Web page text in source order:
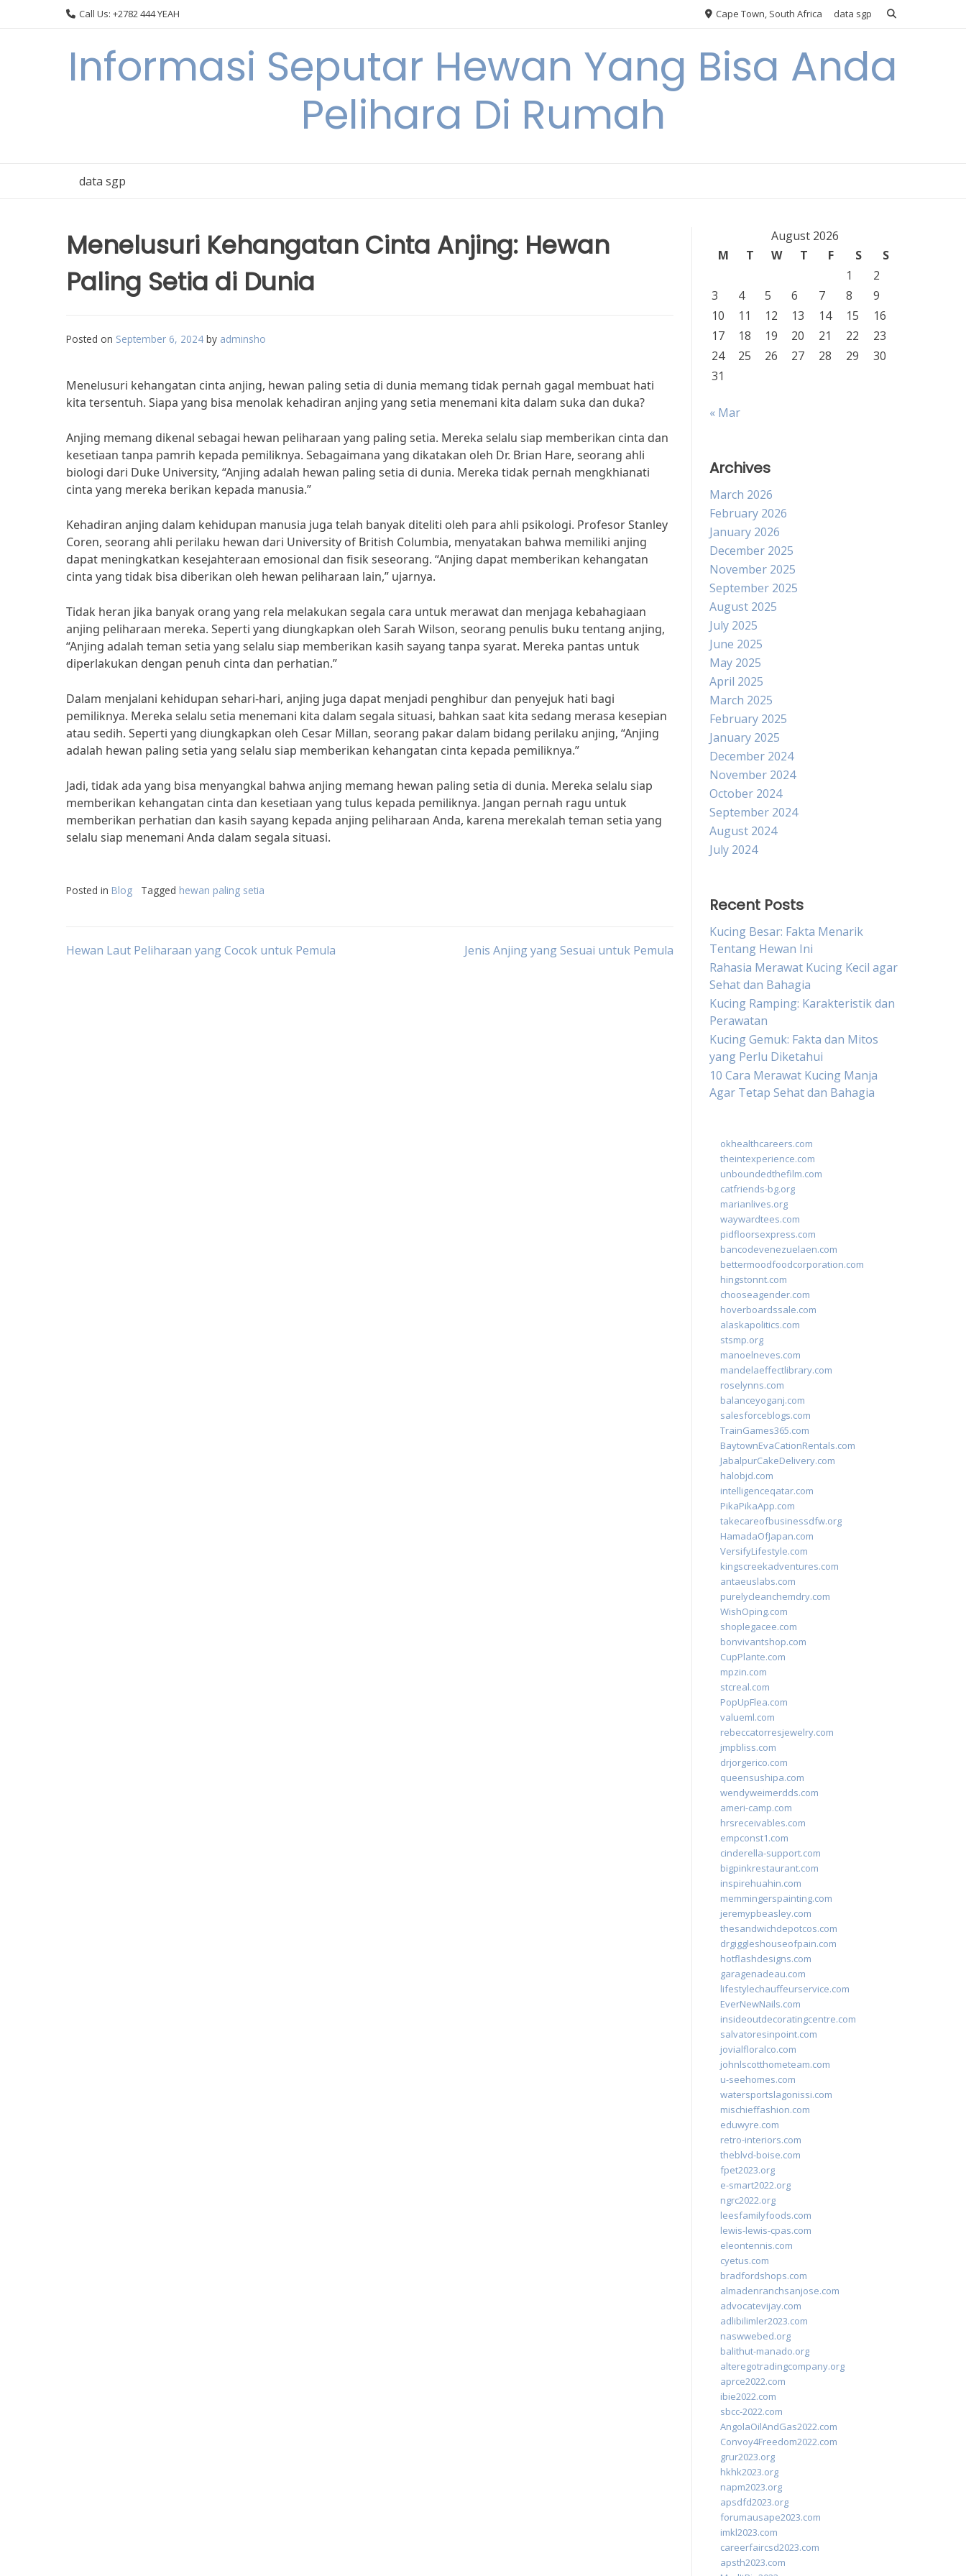
Call Us: +2782 444 YEAH Cape Town, South Africa data sgp
Informasi Seputar Hewan Yang Bisa Anda
Pelihara Di Rumah
data sgp
Menelusuri Kehangatan Cinta Anjing: Hewan
Paling Setia di Dunia
Posted on September 6, 2024 by adminsho
Menelusuri kehangatan cinta anjing, hewan paling setia di dunia memang tidak pernah gagal membuat hati
kita tersentuh. Siapa yang bisa menolak kehadiran anjing yang setia menemani kita dalam suka dan duka?
Anjing memang dikenal sebagai hewan peliharaan yang paling setia. Mereka selalu siap memberikan cinta dan
kesetiaan tanpa pamrih kepada pemiliknya. Sebagaimana yang dikatakan oleh Dr. Brian Hare, seorang ahli
biologi dari Duke University, “Anjing adalah hewan paling setia di dunia. Mereka tidak pernah mengkhianati
cinta yang mereka berikan kepada manusia.”
Kehadiran anjing dalam kehidupan manusia juga telah banyak diteliti oleh para ahli psikologi. Profesor Stanley
Coren, seorang ahli perilaku hewan dari University of British Columbia, menyatakan bahwa memiliki anjing
dapat meningkatkan kesejahteraan emosional dan fisik seseorang. “Anjing dapat memberikan kehangatan
cinta yang tidak bisa diberikan oleh hewan peliharaan lain,” ujarnya.
Tidak heran jika banyak orang yang rela melakukan segala cara untuk merawat dan menjaga kebahagiaan
anjing peliharaan mereka. Seperti yang diungkapkan oleh Sarah Wilson, seorang penulis buku tentang anjing,
“Anjing adalah teman setia yang selalu siap memberikan kasih sayang tanpa syarat. Mereka pantas untuk
diperlakukan dengan penuh cinta dan perhatian.”
Dalam menjalani kehidupan sehari-hari, anjing juga dapat menjadi penghibur dan penyejuk hati bagi
pemiliknya. Mereka selalu setia menemani kita dalam segala situasi, bahkan saat kita sedang merasa kesepian
atau sedih. Seperti yang diungkapkan oleh Cesar Millan, seorang pakar dalam bidang perilaku anjing, “Anjing
adalah hewan paling setia yang selalu siap memberikan kehangatan cinta kepada pemiliknya.”
Jadi, tidak ada yang bisa menyangkal bahwa anjing memang hewan paling setia di dunia. Mereka selalu siap
memberikan kehangatan cinta dan kesetiaan yang tulus kepada pemiliknya. Jangan pernah ragu untuk
memberikan perhatian dan kasih sayang kepada anjing peliharaan Anda, karena merekalah teman setia yang
selalu siap menemani Anda dalam segala situasi.
Posted in Blog Tagged hewan paling setia
Post
Hewan Laut Peliharaan yang Cocok untuk Pemula Jenis Anjing yang Sesuai untuk Pemula
August 2026
M
T W T F S
S
1
2
3
4 5 6 7 8
9
10
11 12 13 14 15
16
17
18 19 20 21 22
23
24
25 26 27 28 29
30
31
« Mar
Archives
March 2026
February 2026
January 2026
December 2025
November 2025
September 2025
August 2025
July 2025
June 2025
May 2025
April 2025
March 2025
February 2025
January 2025
December 2024
November 2024
October 2024
September 2024
August 2024
July 2024
Recent Posts
Kucing Besar: Fakta Menarik
Tentang Hewan Ini
Rahasia Merawat Kucing Kecil agar
Sehat dan Bahagia
Kucing Ramping: Karakteristik dan
Perawatan
Kucing Gemuk: Fakta dan Mitos
yang Perlu Diketahui
10 Cara Merawat Kucing Manja
Agar Tetap Sehat dan Bahagia
okhealthcareers.com
theintexperience.com
unboundedthefilm.com
catfriends-bg.org
marianlives.org
waywardtees.com
pidfloorsexpress.com
bancodevenezuelaen.com
bettermoodfoodcorporation.com
hingstonnt.com
chooseagender.com
hoverboardssale.com
alaskapolitics.com
stsmp.org
manoelneves.com
mandelaeffectlibrary.com
roselynns.com
balanceyoganj.com
salesforceblogs.com
TrainGames365.com
BaytownEvaCationRentals.com
JabalpurCakeDelivery.com
halobjd.com
intelligenceqatar.com
PikaPikaApp.com
takecareofbusinessdfw.org
HamadaOfJapan.com
VersifyLifestyle.com
kingscreekadventures.com
antaeuslabs.com
purelycleanchemdry.com
WishOping.com
shoplegacee.com
bonvivantshop.com
CupPlante.com
mpzin.com
stcreal.com
PopUpFlea.com
valueml.com
rebeccatorresjewelry.com
jmpbliss.com
drjorgerico.com
queensushipa.com
wendyweimerdds.com
ameri-camp.com
hrsreceivables.com
empconst1.com
cinderella-support.com
bigpinkrestaurant.com
inspirehuahin.com
memmingerspainting.com
jeremypbeasley.com
thesandwichdepotcos.com
drgiggleshouseofpain.com
hotflashdesigns.com
garagenadeau.com
lifestylechauffeurservice.com
EverNewNails.com
insideoutdecoratingcentre.com
salvatoresinpoint.com
jovialfloralco.com
johnlscotthometeam.com
u-seehomes.com
watersportslagonissi.com
mischieffashion.com
eduwyre.com
retro-interiors.com
theblvd-boise.com
fpet2023.org
e-smart2022.org
ngrc2022.org
leesfamilyfoods.com
lewis-lewis-cpas.com
eleontennis.com
cyetus.com
bradfordshops.com
almadenranchsanjose.com
advocatevijay.com
adlibilimler2023.com
naswwebed.org
balithut-manado.org
alteregotradingcompany.org
aprce2022.com
ibie2022.com
sbcc-2022.com
AngolaOilAndGas2022.com
Convoy4Freedom2022.com
grur2023.org
hkhk2023.org
napm2023.org
apsdfd2023.org
forumausape2023.com
imkl2023.com
careerfaircsd2023.com
apsth2023.com